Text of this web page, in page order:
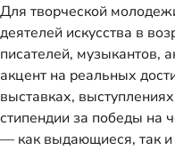
Для творческой
деятелей искусства в
писателей, музыкантов,
акцент на реальных
выставках,
стипендии за победы на
— как выдающиеся, так и